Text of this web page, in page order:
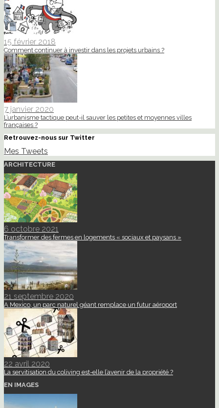
15 février 2018
Comment continuer à investir dans les projets urbains ?
7 janvier 2020
L’urbanisme tactique peut-il sauver les petites et moyennes villes
françaises ?
Retrouvez-nous sur Twitter
Mes Tweets
ARCHITECTURE
6 octobre 2021
Transformer des fermes en logements « sociaux et paysans »
21 septembre 2020
A Mexico, un parc naturel géant remplace un futur aéroport
22 avril 2020
La servitisation du coliving est-elle l’avenir de la propriété ?
EN IMAGES